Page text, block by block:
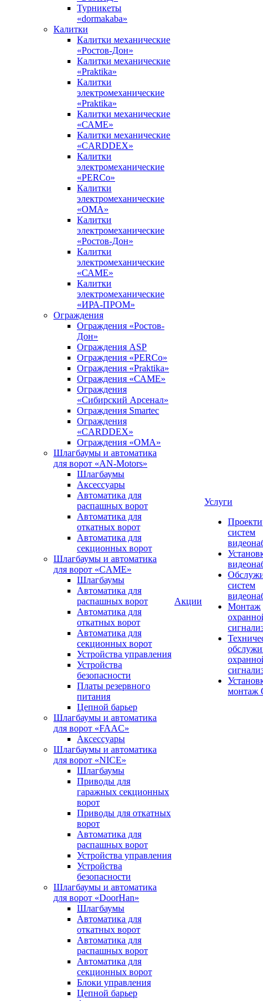
Турникеты
«dormakaba»
Калитки
Калитки механические
«Ростов-Дон»
Калитки механические
«Praktika»
Калитки
электромеханические
«Praktika»
Калитки механические
«САМЕ»
Калитки механические
«CARDDEX»
Калитки
электромеханические
«PERCo»
Калитки
электромеханические
«ОМА»
Калитки
электромеханические
«Ростов-Дон»
Калитки
электромеханические
«САМЕ»
Калитки
электромеханические
«ИРА-ПРОМ»
Ограждения
Ограждения «Ростов-
Дон»
Ограждения ASP
Ограждения «PERCo»
Ограждения «Praktika»
Ограждения «САМЕ»
Ограждения
«Сибирский Арсенал»
Ограждения Smartec
Ограждения
«CARDDEX»
Ограждения «ОМА»
Шлагбаумы и автоматика
для ворот «AN-Motors»
Шлагбаумы
Аксессуары
Автоматика для
распашных ворот
Автоматика для
откатных ворот
Автоматика для
секционных ворот
Шлагбаумы и автоматика
для ворот «CAME»
Шлагбаумы
Автоматика для
распашных ворот
Автоматика для
откатных ворот
Автоматика для
секционных ворот
Устройства управления
Устройства
безопасности
Платы резервного
питания
Цепной барьер
Шлагбаумы и автоматика
для ворот «FAAC»
Аксессуары
Шлагбаумы и автоматика
для ворот «NICE»
Шлагбаумы
Приводы для
гаражных секционных
ворот
Приводы для откатных
ворот
Автоматика для
распашных ворот
Устройства управления
Устройства
безопасности
Шлагбаумы и автоматика
для ворот «DoorHan»
Шлагбаумы
Автоматика для
откатных ворот
Автоматика для
распашных ворот
Автоматика для
секционных ворот
Блоки управления
Цепной барьер
Акции
Услуги
систем
систем
Монтаж
монтаж